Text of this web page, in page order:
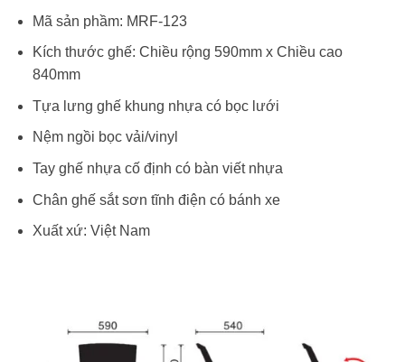
Mã sản phầm: MRF-123
Kích thước ghế: Chiều rộng 590mm x Chiều cao
840mm
Tựa lưng ghế khung nhựa có bọc lưới
Nệm ngồi bọc vải/vinyl
Tay ghế nhựa cố định có bàn viết nhựa
Chân ghế sắt sơn tĩnh điện có bánh xe
Xuất xứ: Việt Nam